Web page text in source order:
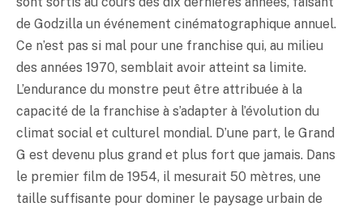
de Godzilla un événement cinématographique annuel.
Ce n’est pas si mal pour une franchise qui, au milieu
des années 1970, semblait avoir atteint sa limite.
L’endurance du monstre peut être attribuée à la
capacité de la franchise à s’adapter à l’évolution du
climat social et culturel mondial. D’une part, le Grand
G est devenu plus grand et plus fort que jamais. Dans
le premier film de 1954, il mesurait 50 mètres, une
taille suffisante pour dominer le paysage urbain de